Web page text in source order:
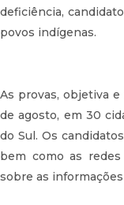
deficiência,
povos indígenas.
As provas, objetiva
de agosto, em 30
do Sul. Os
bem como as
sobre as